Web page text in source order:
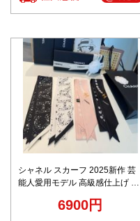
シャネル スカーフ 2025新作 芸
能人愛用モデル 高級感仕上げ 快
う 数量限定入荷6900円